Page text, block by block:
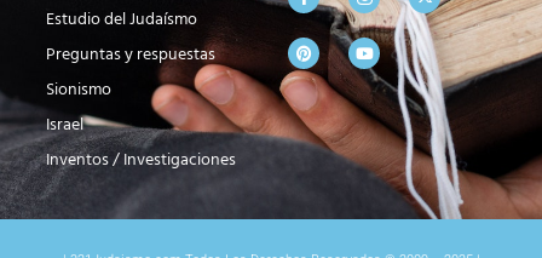
Estudio del Judaísmo
Preguntas y respuestas
Sionismo
Israel
Inventos / Investigaciones